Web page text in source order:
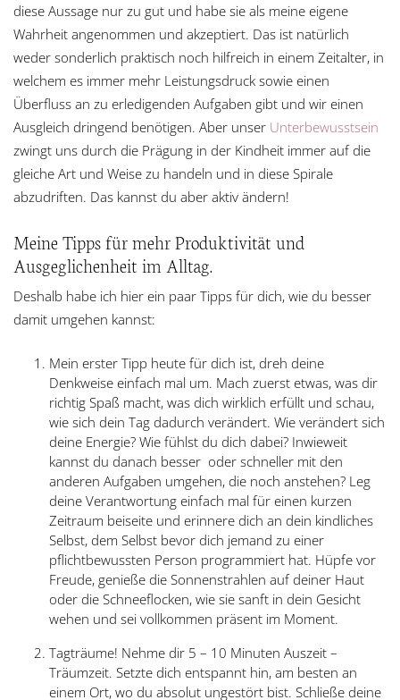
diese Aussage nur zu gut und habe sie als meine eigene
Wahrheit angenommen und akzeptiert. Das ist natürlich
weder sonderlich praktisch noch hilfreich in einem Zeitalter, in
welchem es immer mehr Leistungsdruck sowie einen
Überfluss an zu erledigenden Aufgaben gibt und wir einen
Ausgleich dringend benötigen. Aber unser Unterbewusstsein
zwingt uns durch die Prägung in der Kindheit immer auf die
gleiche Art und Weise zu handeln und in diese Spirale
abzudriften. Das kannst du aber aktiv ändern!
Meine Tipps für mehr Produktivität und
Ausgeglichenheit im Alltag.
Deshalb habe ich hier ein paar Tipps für dich, wie du besser
damit umgehen kannst:
Mein erster Tipp heute für dich ist, dreh deine
Denkweise einfach mal um. Mach zuerst etwas, was dir
richtig Spaß macht, was dich wirklich erfüllt und schau,
wie sich dein Tag dadurch verändert. Wie verändert sich
deine Energie? Wie fühlst du dich dabei? Inwieweit
kannst du danach besser oder schneller mit den
anderen Aufgaben umgehen, die noch anstehen? Leg
deine Verantwortung einfach mal für einen kurzen
Zeitraum beiseite und erinnere dich an dein kindliches
Selbst, dem Selbst bevor dich jemand zu einer
pflichtbewussten Person programmiert hat. Hüpfe vor
Freude, genieße die Sonnenstrahlen auf deiner Haut
oder die Schneeflocken, wie sie sanft in dein Gesicht
wehen und sei vollkommen präsent im Moment.
Tagträume! Nehme dir 5 – 10 Minuten Auszeit –
Träumzeit. Setzte dich entspannt hin, am besten an
einem Ort, wo du absolut ungestört bist. Schließe deine